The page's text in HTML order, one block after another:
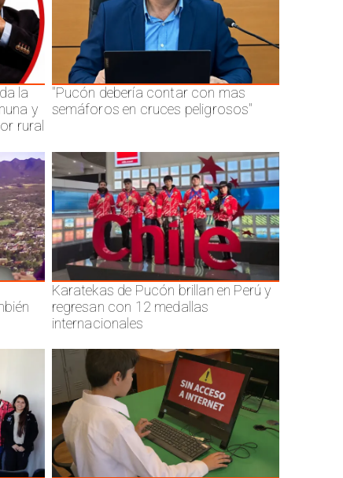
la
y
rural
"Pucón debería contar con mas
semáforos en cruces peligrosos"
Karatekas de Pucón brillan en Perú y
regresan con 12 medallas
internacionales